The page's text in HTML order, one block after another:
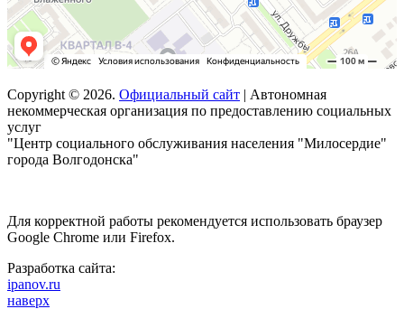
Copyright © 2026. Официальный сайт | Автономная
некоммерческая организация по предоставлению социальных
услуг
"Центр социального обслуживания населения "Милосердие"
города Волгодонска"
Для корректной работы рекомендуется использовать браузер
Google Chrome или Firefox.
Разработка сайта:
ipanov.ru
наверх